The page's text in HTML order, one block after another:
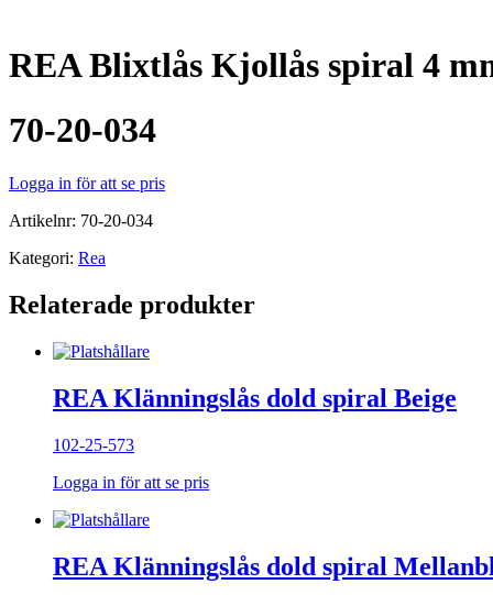
REA Blixtlås Kjollås spiral 4
70-20-034
Logga in för att se pris
Artikelnr: 70-20-034
Kategori: Rea
Relaterade produkter
REA Klänningslås dold spiral Beige
102-25-573
Logga in för att se pris
REA Klänningslås dold spiral